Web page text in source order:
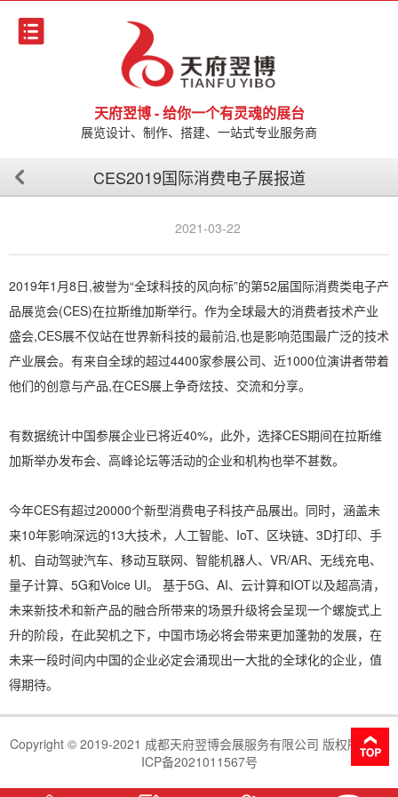
天府翌博 - 给你一个有灵魂的展台
展览设计、制作、搭建、一站式专业服务商
CES2019国际消费电子展报道
2021-03-22
2019年1月8日,被誉为“全球科技的风向标”的第52届国际消费类电子产
品展览会(CES)在拉斯维加斯举行。作为全球最大的消费者技术产业
盛会,CES展不仅站在世界新科技的最前沿,也是影响范围最广泛的技术
产业展会。有来自全球的超过4400家参展公司、近1000位演讲者带着
他们的创意与产品,在CES展上争奇炫技、交流和分享。
有数据统计中国参展企业已将近40%，此外，选择CES期间在拉斯维
加斯举办发布会、高峰论坛等活动的企业和机构也举不甚数。
今年CES有超过20000个新型消费电子科技产品展出。同时，涵盖未
来10年影响深远的13大技术，人工智能、IoT、区块链、3D打印、手
机、自动驾驶汽车、移动互联网、智能机器人、VR/AR、无线充电、
量子计算、5G和Voice UI。 基于5G、AI、云计算和IOT以及超高清，
未来新技术和新产品的融合所带来的场景升级将会呈现一个螺旋式上
升的阶段，在此契机之下，中国市场必将会带来更加蓬勃的发展，在
未来一段时间内中国的企业必定会涌现出一大批的全球化的企业，值
得期待。
Copyright © 2019-2021 成都天府翌博会展服务有限公司 版权所有 蜀
ICP备2021011567号